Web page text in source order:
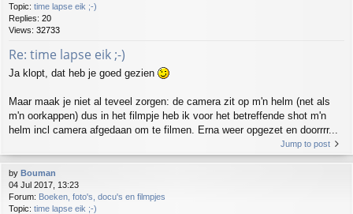
Topic: time lapse eik ;-)
Replies: 20
Views: 32733
Re: time lapse eik ;-)
Ja klopt, dat heb je goed gezien
Maar maak je niet al teveel zorgen: de camera zit op m'n helm (net als
m'n oorkappen) dus in het filmpje heb ik voor het betreffende shot m'n
helm incl camera afgedaan om te filmen. Erna weer opgezet en doorrrr...
Jump to post
by Bouman
04 Jul 2017, 13:23
Forum: Boeken, foto's, docu's en filmpjes
Topic: time lapse eik ;-)